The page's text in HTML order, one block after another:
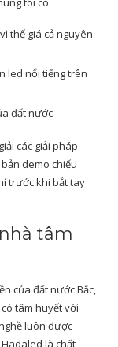
thế giá cả nguyên
led nổi tiếng trên
đất nước
các giải pháp
demo chiếu
trước khi bắt tay
tâm
của đất nước Bắc,
tâm huyết với
luôn được
là chất